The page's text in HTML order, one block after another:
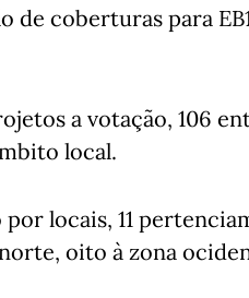
de coberturas para
a votação, 106
local.
por locais, 11
oito à zona